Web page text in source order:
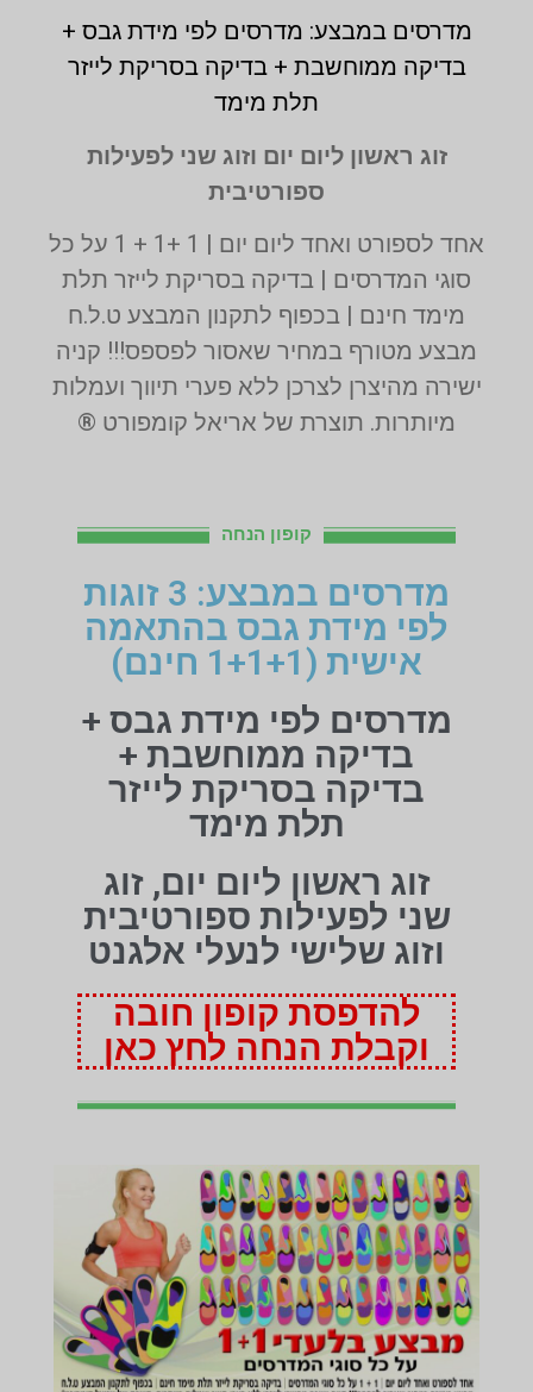
מדרסים במבצע: מדרסים לפי מידת גבס +
בדיקה ממוחשבת + בדיקה בסריקת לייזר
תלת מימד
זוג ראשון ליום יום וזוג שני לפעילות
ספורטיבית
אחד לספורט ואחד ליום יום | 1 +1 + 1 על כל
סוגי המדרסים | בדיקה בסריקת לייזר תלת
מימד חינם | בכפוף לתקנון המבצע ט.ל.ח
מבצע מטורף במחיר שאסור לפספס!!! קניה
ישירה מהיצרן לצרכן ללא פערי תיווך ועמלות
מיותרות. תוצרת של אריאל קומפורט ®
קופון הנחה
מדרסים במבצע: 3 זוגות
לפי מידת גבס בהתאמה
אישית (1+1+1 חינם)
מדרסים לפי מידת גבס +
בדיקה ממוחשבת +
בדיקה בסריקת לייזר
תלת מימד
זוג ראשון ליום יום, זוג
שני לפעילות ספורטיבית
וזוג שלישי לנעלי אלגנט
להדפסת קופון חובה
וקבלת הנחה לחץ כאן